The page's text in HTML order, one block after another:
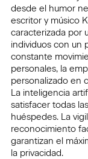
desde el humor
escritor y músico
caracterizada por
individuos con un
constante
personales, la
personalizado en
La inteligencia
satisfacer todas
huéspedes. La
reconocimiento
garantizan el
la privacidad.